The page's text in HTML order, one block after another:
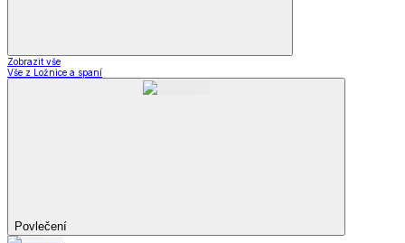
Zobrazit vše
Vše z Ložnice a spaní
Povlečení